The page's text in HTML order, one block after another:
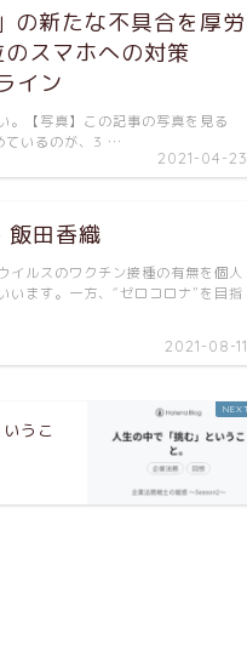
の新たな不具合を厚労
スマホへの対策
イン
2021-04-23
。【写真】この記事の写真を見る
ているのが、3 …
飯田香織
2021-08-11
イルスのワクチン接種の有無を個人
います。一方、“ゼロコロナ”を目指
うこ